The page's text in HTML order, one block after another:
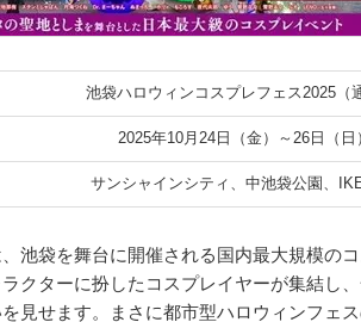
池袋ハロウィンコスプレフェス2025（
2025年10月24日（金）～26日（日
サンシャインシティ、中池袋公園、
、池袋を舞台に開催される国内最大規模の
クターに扮したコスプレイヤーが集結し
見せます。まさに都市型ハロウィンフェ